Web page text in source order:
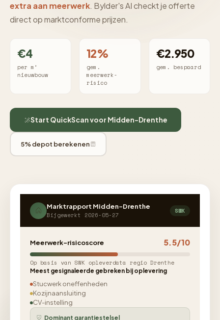
extra aan meerwerk. Bylder's AI checkt je offerte
direct op marktconforme prijzen.
€4
per m²
nieuwbouw
12%
gem.
meerwerk-
risico
€2.950
gem. bespaard
Start QuickScan voor Midden-Drenthe
5% depot berekenen
Marktrapport Midden-Drenthe
Bijgewerkt 2026-05-27
SWK
Meerwerk-risicoscore 5.5/10
Op basis van SWK opleverdata regio Drenthe
Meest gesignaleerde gebreken bij oplevering
Stucwerk oneffenheden
Kozijnaansluiting
CV-instelling
Dominant garantiestelsel